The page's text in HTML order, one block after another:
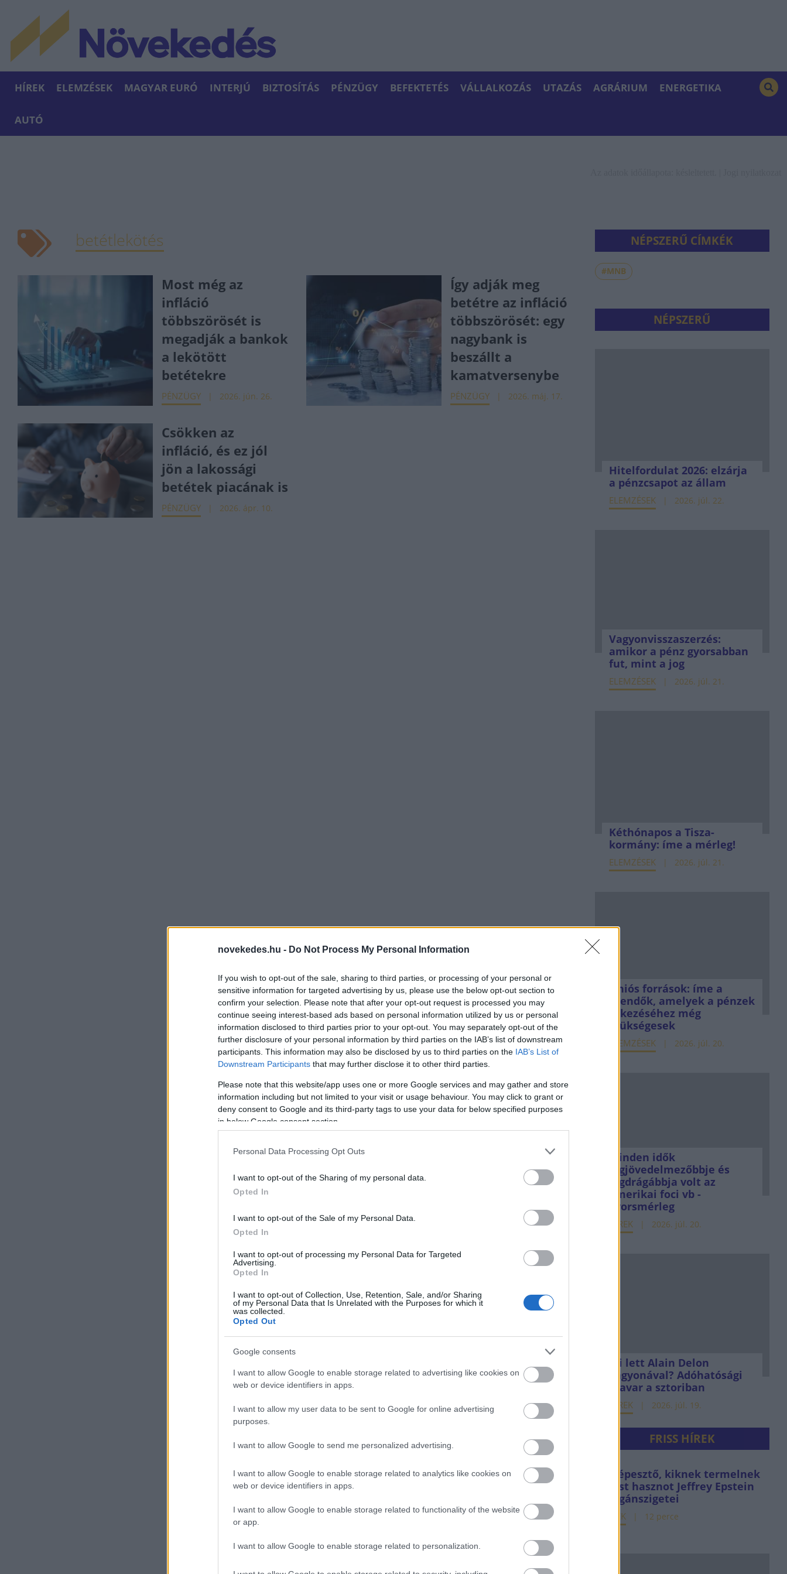
novekedes.hu - Do Not Process My Personal Information
If you wish to opt-out of the sale, sharing to third parties, or processing of your personal or
sensitive information for targeted advertising by us, please use the below opt-out section to
confirm your selection. Please note that after your opt-out request is processed you may
continue seeing interest-based ads based on personal information utilized by us or personal
information disclosed to third parties prior to your opt-out. You may separately opt-out of the
further disclosure of your personal information by third parties on the IAB’s list of downstream
participants. This information may also be disclosed by us to third parties on the IAB’s List of
Downstream Participants that may further disclose it to other third parties.
Please note that this website/app uses one or more Google services and may gather and store
information including but not limited to your visit or usage behaviour. You may click to grant or
deny consent to Google and its third-party tags to use your data for below specified purposes
in below Google consent section.
Personal Data Processing Opt Outs
I want to opt-out of the Sharing of my personal data.
Opted In
I want to opt-out of the Sale of my Personal Data.
Opted In
I want to opt-out of processing my Personal Data for Targeted
Advertising.
Opted In
I want to opt-out of Collection, Use, Retention, Sale, and/or Sharing
of my Personal Data that Is Unrelated with the Purposes for which it
was collected.
Opted Out
Google consents
I want to allow Google to enable storage related to advertising like cookies on
web or device identifiers in apps.
I want to allow my user data to be sent to Google for online advertising
purposes.
I want to allow Google to send me personalized advertising.
I want to allow Google to enable storage related to analytics like cookies on
web or device identifiers in apps.
I want to allow Google to enable storage related to functionality of the website
or app.
I want to allow Google to enable storage related to personalization.
HÍREK ELEMZÉSEK MAGYAR EURÓ INTERJÚ BIZTOSÍTÁS PÉNZÜGY BEFEKTETÉS VÁLLALKOZÁS UTAZÁS AGRÁRIUM ENERGETIKA
AUTÓ
betétlekötés
Most még az
infláció
többszörösét is
megadják a bankok
a lekötött
betétekre
PÉNZÜGY 2026. jún. 26.
Így adják meg
betétre az infláció
többszörösét: egy
nagybank is
beszállt a
kamatversenybe
PÉNZÜGY 2026. máj. 17.
Csökken az
infláció, és ez jól
jön a lakossági
betétek piacának is
PÉNZÜGY 2026. ápr. 10.
NÉPSZERŰ CÍMKÉK
#MNB
NÉPSZERŰ
Hitelfordulat 2026: elzárja
a pénzcsapot az állam
ELEMZÉSEK 2026. júl. 22.
Vagyonvisszaszerzés:
amikor a pénz gyorsabban
fut, mint a jog
ELEMZÉSEK 2026. júl. 21.
Kéthónapos a Tisza-
kormány: íme a mérleg!
ELEMZÉSEK 2026. júl. 21.
Uniós források: íme a
teendők, amelyek a pénzek
érkezéséhez még
szükségesek
ELEMZÉSEK 2026. júl. 20.
Minden idők
legjövedelmezőbbje és
legdrágábbja volt az
amerikai foci vb -
gyorsmérleg
HÍREK 2026. júl. 20.
Mi lett Alain Delon
vagyonával? Adóhatósági
csavar a sztoriban
HÍREK 2026. júl. 19.
FRISS HÍREK
Elképesztő, kiknek termelnek
most hasznot Jeffrey Epstein
magánszigetei
HÍREK 12 perce